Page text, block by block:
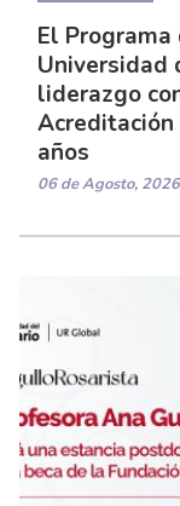
El
Universidad
liderazgo
años
06 de Agosto, 2026